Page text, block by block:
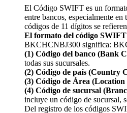
El Código SWIFT es un
entre bancos, especialmente
códigos de 11 dígitos se
El formato del código
BKCHCNBJ300 significa:
(1) Código del banco (Bank
todas sus sucursales.
(2) Código de país (Country
(3) Código de Área (Location
(4) Código de sucursal
incluye un código de sucursal,
Del registro de los códigos